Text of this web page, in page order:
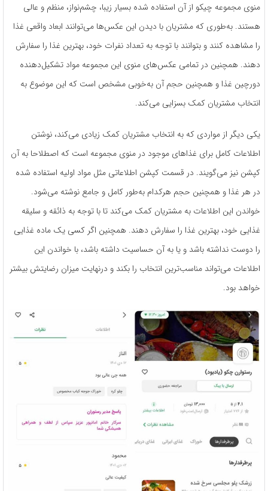
منوی مجموعه چیکو از آن استفاده شده بسیار زیبا، چشم‌نواز، منظم و عالی
هستند. به‌طوری که مشتریان با دیدن این عکس‌ها می‌توانند ابعاد واقعی غذا
را مشاهده کنند و بتوانند با توجه به تعداد نفرات خود، بهترین غذا را سفارش
دهند. همچنین در تمامی عکس‌های منوی این مجموعه مواد تشکیل‌دهنده
دورچین غذا و همچنین حجم آن به‌خوبی مشخص است که این موضوع به
انتخاب مشتریان کمک بسزایی می‌کند.
یکی دیگر از مواردی که به انتخاب مشتریان کمک زیادی می‌کند، نوشتن
اطلاعات کامل برای غذاهای موجود در منوی مجموعه است که اصطلاحا به آن
کپشن نیز می‌گویند. در قسمت کپشن اطلاعاتی مثل مواد اولیه استفاده شده
در هر غذا و همچنین حجم هر‌کدام به‌طور کامل و جامع نوشته می‌شود.
خواندن این اطلاعات به مشتریان کمک می‌کند تا با توجه به ذائقه و سلیقه
غذایی خود، بهترین غذا را سفارش دهند. همچنین اگر کسی یک ماده غذایی
را دوست نداشته باشد و یا به آن حساسیت داشته باشد، با خواندن این
اطلاعات می‌تواند مناسب‌ترین انتخاب را بکند و در‌نهایت میزان رضایتش بیشتر
خواهد بود.